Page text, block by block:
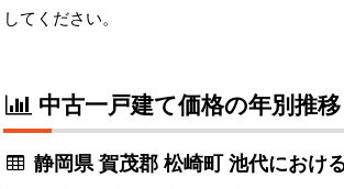
してください。
中古一戸建て価格の年別推移
静岡県 賀茂郡 松崎町 池代におけ